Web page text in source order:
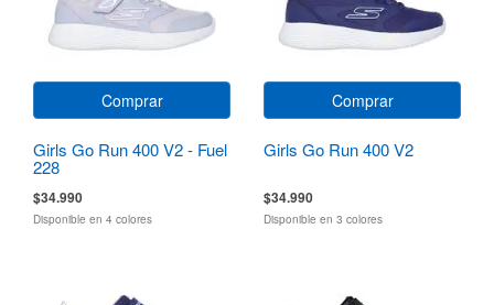
Comprar
Girls Go Run 400 V2 - Fuel
228
$34.990
Disponible en 4 colores
Comprar
Girls Go Run 400 V2
$34.990
Disponible en 3 colores